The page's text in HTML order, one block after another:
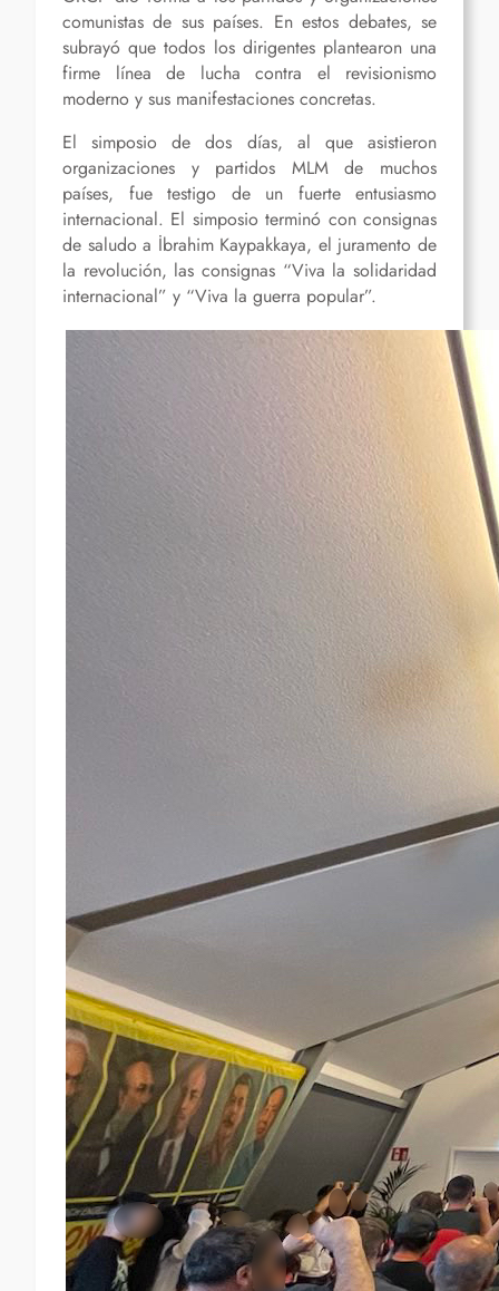
comunistas de sus países. En estos debates, se
subrayó que todos los dirigentes plantearon una
firme línea de lucha contra el revisionismo
moderno y sus manifestaciones concretas.
El simposio de dos días, al que asistieron
organizaciones y partidos MLM de muchos
países, fue testigo de un fuerte entusiasmo
internacional. El simposio terminó con consignas
de saludo a İbrahim Kaypakkaya, el juramento de
la revolución, las consignas “Viva la solidaridad
internacional” y “Viva la guerra popular”.